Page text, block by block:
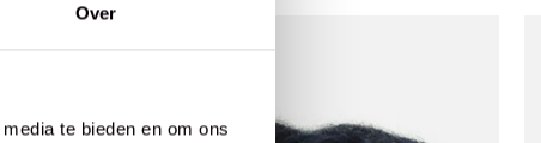
Over
te bieden en om ons